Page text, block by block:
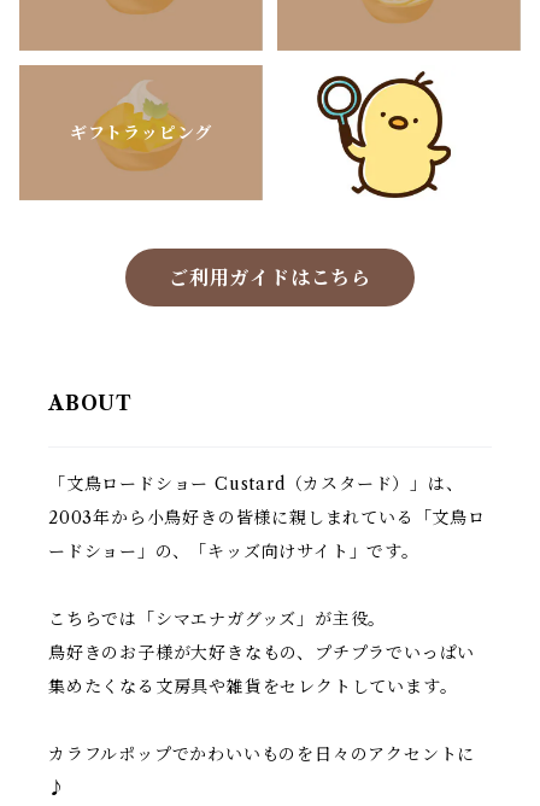
ギフトラッピング
ご利用ガイドはこちら
ABOUT
「文鳥ロードショー Custard（カスタード）」は、
2003年から小鳥好きの皆様に親しまれている「文鳥ロ
ードショー」の、「キッズ向けサイト」です。
こちらでは「シマエナガグッズ」が主役。
鳥好きのお子様が大好きなもの、プチプラでいっぱい
集めたくなる文房具や雑貨をセレクトしています。
カラフルポップでかわいいものを日々のアクセントに
♪